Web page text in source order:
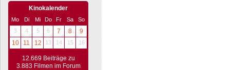
Kinokalender
Mo Di Mi Do Fr Sa
So
3
4 5 6 7 8
9
10
11 12 13 14 15 16
12.669 Beiträge zu
3.883 Filmen im Forum